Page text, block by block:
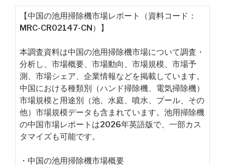
【中国の池用掃除機市場レポート（資料コード：
MRC-CR02147-CN）】
本調査資料は中国の池用掃除機市場について調査・
分析し、市場概要、市場動向、市場規模、市場予
測、市場シェア、企業情報などを掲載しています。
中国における種類別（ハンド掃除機、電気掃除機）
市場規模と用途別（池、水庭、噴水、プール、その
他）市場規模データも含まれています。池用掃除機
の中国市場レポートは2026年英語版で、一部カス
タマイズも可能です。
・中国の池用掃除機市場概要